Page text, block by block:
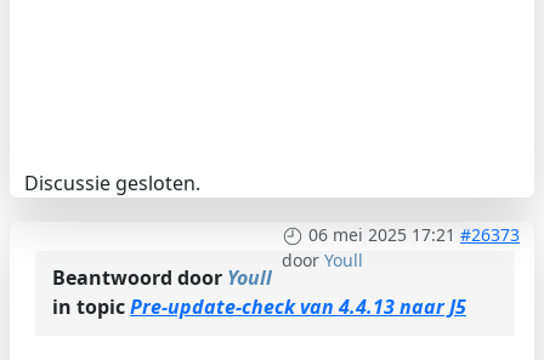
Discussie gesloten.
06 mei 2025 17:21 #26373
door Youll
Beantwoord door Youll
in topicPre-update-check van 4.4.13 naar J5